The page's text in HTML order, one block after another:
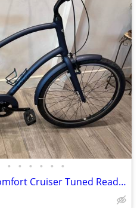
• • • • • •
Electra Townie 3I Hybrid Comfort Cruiser Tuned Ready/Ride trails